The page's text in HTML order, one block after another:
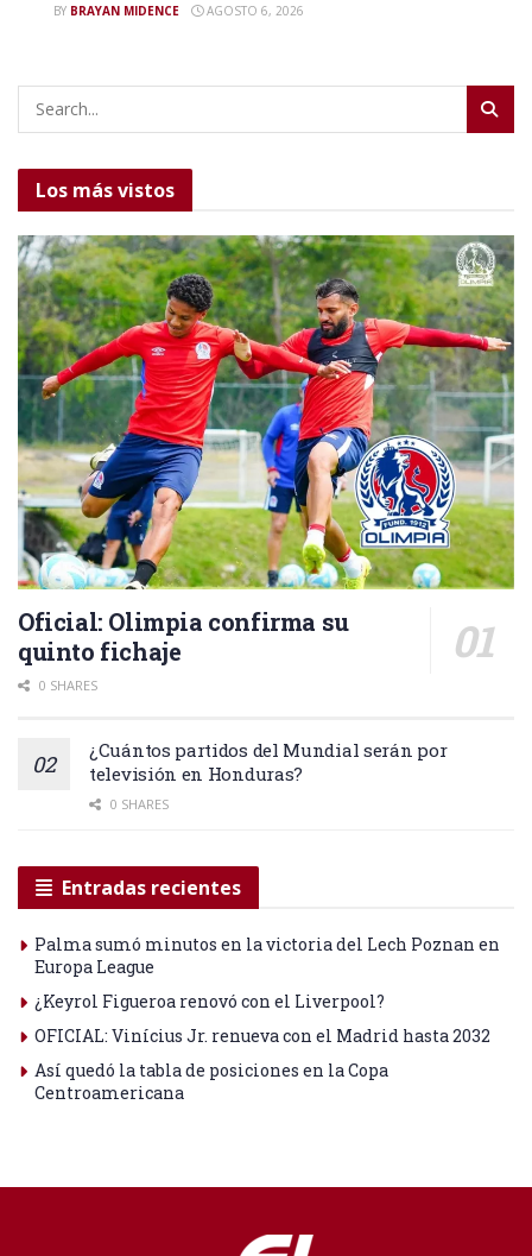
BY BRAYAN MIDENCE AGOSTO 6, 2026
Los más vistos
Oficial: Olimpia confirma su
quinto fichaje
0 SHARES
¿Cuántos partidos del Mundial serán por
televisión en Honduras?
0 SHARES
Entradas recientes
Palma sumó minutos en la victoria del Lech Poznan en
Europa League
¿Keyrol Figueroa renovó con el Liverpool?
OFICIAL: Vinícius Jr. renueva con el Madrid hasta 2032
Así quedó la tabla de posiciones en la Copa
Centroamericana